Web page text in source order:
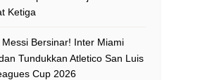
Ketiga
Messi Bersinar! Inter Miami
Tundukkan Atletico San Luis
Cup 2026